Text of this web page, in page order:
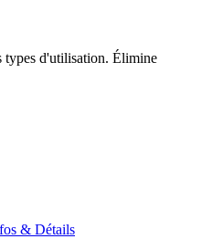
types d'utilisation. Élimine
& Détails